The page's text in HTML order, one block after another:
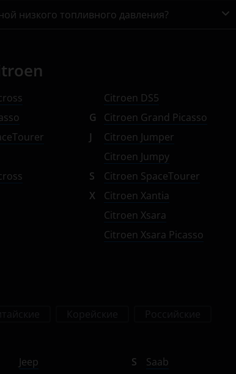
низкого топливного давления?
Citroen DS5
G
Citroen Grand Picasso
J
Citroen Jumper
Citroen Jumpy
S
Citroen SpaceTourer
X
Citroen Xantia
Citroen Xsara
Citroen Xsara Picasso
Jeep
S
Saab